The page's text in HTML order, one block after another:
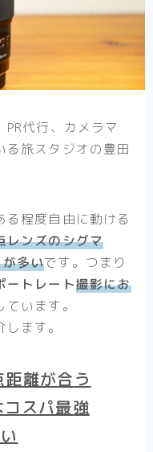
代行、カメラマ
る旅スタジオの豊田
程度自由に動ける
レンズのシグマ
多いです。つまり
ートレート撮影にお
ています。
ます。
離が合う
スパ最強